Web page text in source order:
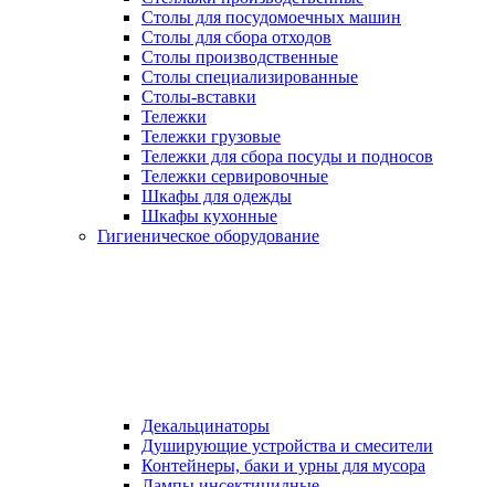
Столы для посудомоечных машин
Столы для сбора отходов
Столы производственные
Столы специализированные
Столы-вставки
Тележки
Тележки грузовые
Тележки для сбора посуды и подносов
Тележки сервировочные
Шкафы для одежды
Шкафы кухонные
Гигиеническое оборудование
Декальцинаторы
Душирующие устройства и смесители
Контейнеры, баки и урны для мусора